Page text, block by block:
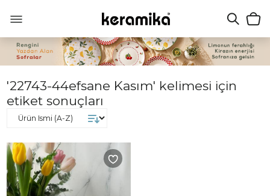
'22743-44efsane Kasım' kelimesi için
etiket sonuçları